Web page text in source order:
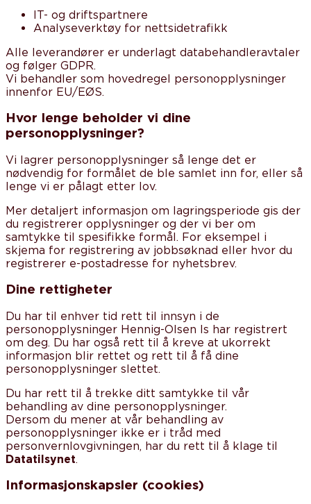
IT- og driftspartnere
Analyseverktøy for nettsidetrafikk
Alle leverandører er underlagt databehandleravtaler
og følger GDPR.
Vi behandler som hovedregel personopplysninger
innenfor EU/EØS.
Hvor lenge beholder vi dine
personopplysninger?
Vi lagrer personopplysninger så lenge det er
nødvendig for formålet de ble samlet inn for, eller så
lenge vi er pålagt etter lov.
Mer detaljert informasjon om lagringsperiode gis der
du registrerer opplysninger og der vi ber om
samtykke til spesifikke formål. For eksempel i
skjema for registrering av jobbsøknad eller hvor du
registrerer e-postadresse for nyhetsbrev.
Dine rettigheter
Du har til enhver tid rett til innsyn i de
personopplysninger Hennig-Olsen Is har registrert
om deg. Du har også rett til å kreve at ukorrekt
informasjon blir rettet og rett til å få dine
personopplysninger slettet.
Du har rett til å trekke ditt samtykke til vår
behandling av dine personopplysninger.
Dersom du mener at vår behandling av
personopplysninger ikke er i tråd med
personvernlovgivningen, har du rett til å klage til
Datatilsynet.
Informasjonskapsler (cookies)